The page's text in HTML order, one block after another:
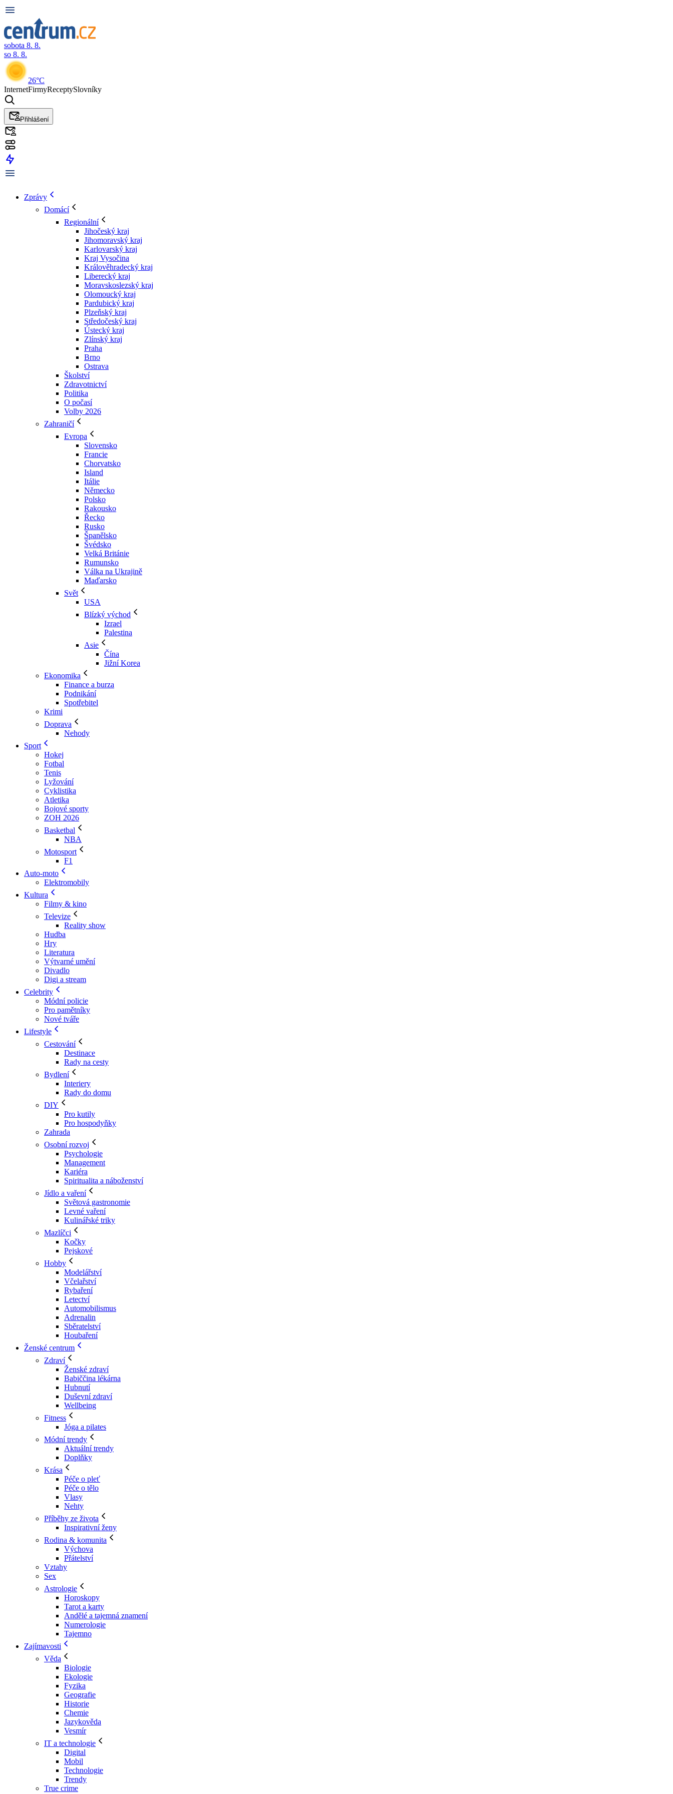
sobota 8. 8.
so 8. 8.
26°C
InternetFirmyReceptySlovníky
Přihlášení
Zprávy
Domácí
Regionální
Jihočeský kraj
Jihomoravský kraj
Karlovarský kraj
Kraj Vysočina
Králověhradecký kraj
Liberecký kraj
Moravskoslezský kraj
Olomoucký kraj
Pardubický kraj
Plzeňský kraj
Středočeský kraj
Ústecký kraj
Zlínský kraj
Praha
Brno
Ostrava
Školství
Zdravotnictví
Politika
O počasí
Volby 2026
Zahraničí
Evropa
Slovensko
Francie
Chorvatsko
Island
Itálie
Německo
Polsko
Rakousko
Řecko
Rusko
Španělsko
Švédsko
Velká Británie
Rumunsko
Válka na Ukrajině
Maďarsko
Svět
USA
Blízký východ
Izrael
Palestina
Asie
Čína
Jižní Korea
Ekonomika
Finance a burza
Podnikání
Spotřebitel
Krimi
Doprava
Nehody
Sport
Hokej
Fotbal
Tenis
Lyžování
Cyklistika
Atletika
Bojové sporty
ZOH 2026
Basketbal
NBA
Motosport
F1
Auto-moto
Elektromobily
Kultura
Filmy & kino
Televize
Reality show
Hudba
Hry
Literatura
Výtvarné umění
Divadlo
Digi a stream
Celebrity
Módní policie
Pro pamětníky
Nové tváře
Lifestyle
Cestování
Destinace
Rady na cesty
Bydlení
Interiery
Rady do domu
DIY
Pro kutily
Pro hospodyňky
Zahrada
Osobní rozvoj
Psychologie
Management
Kariéra
Spiritualita a náboženství
Jídlo a vaření
Světová gastronomie
Levné vaření
Kulinářské triky
Mazlíčci
Kočky
Pejskové
Hobby
Modelářství
Včelařství
Rybaření
Letectví
Automobilismus
Adrenalin
Sběratelství
Houbaření
Ženské centrum
Zdraví
Ženské zdraví
Babiččina lékárna
Hubnutí
Duševní zdraví
Wellbeing
Fitness
Jóga a pilates
Módní trendy
Aktuální trendy
Doplňky
Krása
Péče o pleť
Péče o tělo
Vlasy
Nehty
Příběhy ze života
Inspirativní ženy
Rodina & komunita
Výchova
Přátelství
Vztahy
Sex
Astrologie
Horoskopy
Tarot a karty
Andělé a tajemná znamení
Numerologie
Tajemno
Zajímavosti
Věda
Biologie
Ekologie
Fyzika
Geografie
Historie
Chemie
Jazykověda
Vesmír
IT a technologie
Digital
Mobil
Technologie
Trendy
True crime